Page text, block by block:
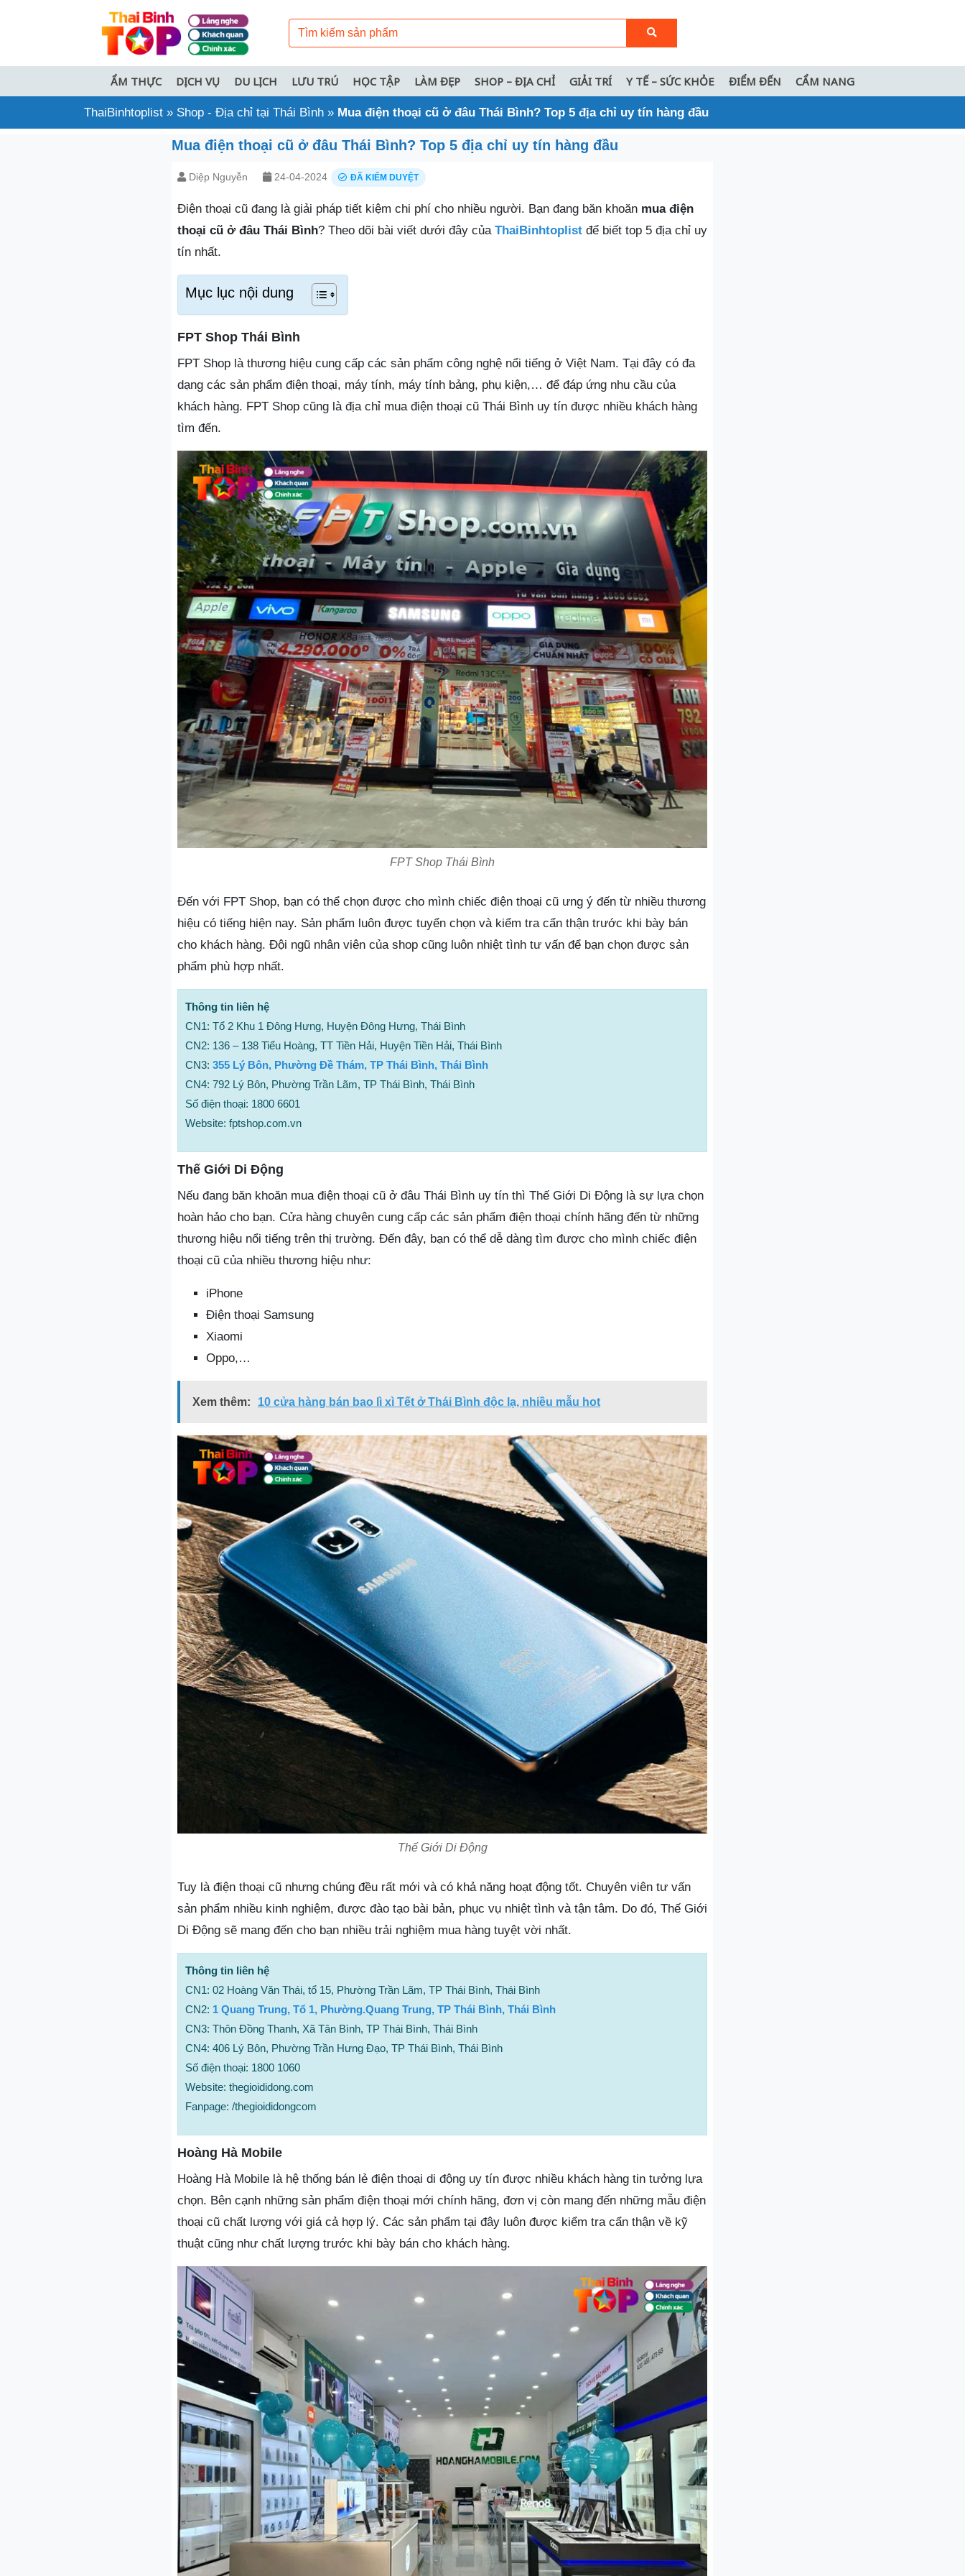
ẨM THỰC DỊCH VỤ DU LỊCH LƯU TRÚ HỌC TẬP LÀM ĐẸP SHOP – ĐỊA CHỈ GIẢI TRÍ Y TẾ – SỨC KHỎE ĐIỂM ĐẾN CẨM NANG
ThaiBinhtoplist » Shop - Địa chỉ tại Thái Bình » Mua điện thoại cũ ở đâu Thái Bình? Top 5 địa chỉ uy tín hàng đầu
Mua điện thoại cũ ở đâu Thái Bình? Top 5 địa chỉ uy tín hàng đầu
Diệp Nguyễn 24-04-2024 ĐÃ KIỂM DUYỆT
Điện thoại cũ đang là giải pháp tiết kiệm chi phí cho nhiều người. Bạn đang băn khoăn mua điện
thoại cũ ở đâu Thái Bình? Theo dõi bài viết dưới đây của ThaiBinhtoplist để biết top 5 địa chỉ uy
tín nhất.
Mục lục nội dung
FPT Shop Thái Bình
FPT Shop là thương hiệu cung cấp các sản phẩm công nghệ nổi tiếng ở Việt Nam. Tại đây có đa
dạng các sản phẩm điện thoại, máy tính, máy tính bảng, phụ kiện,… để đáp ứng nhu cầu của
khách hàng. FPT Shop cũng là địa chỉ mua điện thoại cũ Thái Bình uy tín được nhiều khách hàng
tìm đến.
FPT Shop Thái Bình
Đến với FPT Shop, bạn có thể chọn được cho mình chiếc điện thoại cũ ưng ý đến từ nhiều thương
hiệu có tiếng hiện nay. Sản phẩm luôn được tuyển chọn và kiểm tra cẩn thận trước khi bày bán
cho khách hàng. Đội ngũ nhân viên của shop cũng luôn nhiệt tình tư vấn để bạn chọn được sản
phẩm phù hợp nhất.
Thông tin liên hệ
CN1: Tổ 2 Khu 1 Đông Hưng, Huyện Đông Hưng, Thái Bình
CN2: 136 – 138 Tiểu Hoàng, TT Tiền Hải, Huyện Tiền Hải, Thái Bình
CN3: 355 Lý Bôn, Phường Đề Thám, TP Thái Bình, Thái Bình
CN4: 792 Lý Bôn, Phường Trần Lãm, TP Thái Bình, Thái Bình
Số điện thoại: 1800 6601
Website: fptshop.com.vn
Thế Giới Di Động
Nếu đang băn khoăn mua điện thoại cũ ở đâu Thái Bình uy tín thì Thế Giới Di Động là sự lựa chọn
hoàn hảo cho bạn. Cửa hàng chuyên cung cấp các sản phẩm điện thoại chính hãng đến từ những
thương hiệu nổi tiếng trên thị trường. Đến đây, bạn có thể dễ dàng tìm được cho mình chiếc điện
thoại cũ của nhiều thương hiệu như:
iPhone
Điện thoại Samsung
Xiaomi
Oppo,…
Xem thêm: 10 cửa hàng bán bao lì xì Tết ở Thái Bình độc lạ, nhiều mẫu hot
Thế Giới Di Động
Tuy là điện thoại cũ nhưng chúng đều rất mới và có khả năng hoạt động tốt. Chuyên viên tư vấn
sản phẩm nhiều kinh nghiệm, được đào tạo bài bản, phục vụ nhiệt tình và tận tâm. Do đó, Thế Giới
Di Động sẽ mang đến cho bạn nhiều trải nghiệm mua hàng tuyệt vời nhất.
Thông tin liên hệ
CN1: 02 Hoàng Văn Thái, tổ 15, Phường Trần Lãm, TP Thái Bình, Thái Bình
CN2: 1 Quang Trung, Tổ 1, Phường.Quang Trung, TP Thái Bình, Thái Bình
CN3: Thôn Đồng Thanh, Xã Tân Bình, TP Thái Bình, Thái Bình
CN4: 406 Lý Bôn, Phường Trần Hưng Đạo, TP Thái Bình, Thái Bình
Số điện thoại: 1800 1060
Website: thegioididong.com
Fanpage: /thegioididongcom
Hoàng Hà Mobile
Hoàng Hà Mobile là hệ thống bán lẻ điện thoại di động uy tín được nhiều khách hàng tin tưởng lựa
chọn. Bên cạnh những sản phẩm điện thoại mới chính hãng, đơn vị còn mang đến những mẫu điện
thoại cũ chất lượng với giá cả hợp lý. Các sản phẩm tại đây luôn được kiểm tra cẩn thận về kỹ
thuật cũng như chất lượng trước khi bày bán cho khách hàng.